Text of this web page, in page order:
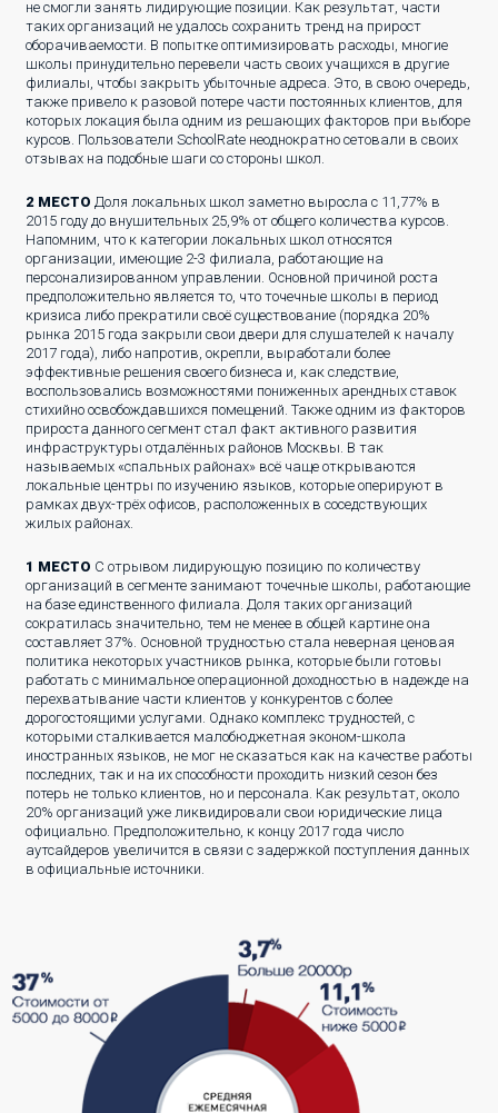
не смогли занять лидирующие позиции. Как результат, части
таких организаций не удалось сохранить тренд на прирост
оборачиваемости. В попытке оптимизировать расходы, многие
школы принудительно перевели часть своих учащихся в другие
филиалы, чтобы закрыть убыточные адреса. Это, в свою очередь,
также привело к разовой потере части постоянных клиентов, для
которых локация была одним из решающих факторов при выборе
курсов. Пользователи SchoolRate неоднократно сетовали в своих
отзывах на подобные шаги со стороны школ.
2 МЕСТО Доля локальных школ заметно выросла с 11,77% в
2015 году до внушительных 25,9% от общего количества курсов.
Напомним, что к категории локальных школ относятся
организации, имеющие 2-3 филиала, работающие на
персонализированном управлении. Основной причиной роста
предположительно является то, что точечные школы в период
кризиса либо прекратили своё существование (порядка 20%
рынка 2015 года закрыли свои двери для слушателей к началу
2017 года), либо напротив, окрепли, выработали более
эффективные решения своего бизнеса и, как следствие,
воспользовались возможностями пониженных арендных ставок
стихийно освобождавшихся помещений. Также одним из факторов
прироста данного сегмент стал факт активного развития
инфраструктуры отдалённых районов Москвы. В так
называемых «спальных районах» всё чаще открываются
локальные центры по изучению языков, которые оперируют в
рамках двух-трёх офисов, расположенных в соседствующих
жилых районах.
1 МЕСТО С отрывом лидирующую позицию по количеству
организаций в сегменте занимают точечные школы, работающие
на базе единственного филиала. Доля таких организаций
сократилась значительно, тем не менее в общей картине она
составляет 37%. Основной трудностью стала неверная ценовая
политика некоторых участников рынка, которые были готовы
работать с минимальное операционной доходностью в надежде на
перехватывание части клиентов у конкурентов с более
дорогостоящими услугами. Однако комплекс трудностей, с
которыми сталкивается малобюджетная эконом-школа
иностранных языков, не мог не сказаться как на качестве работы
последних, так и на их способности проходить низкий сезон без
потерь не только клиентов, но и персонала. Как результат, около
20% организаций уже ликвидировали свои юридические лица
официально. Предположительно, к концу 2017 года число
аутсайдеров увеличится в связи с задержкой поступления данных
в официальные источники.